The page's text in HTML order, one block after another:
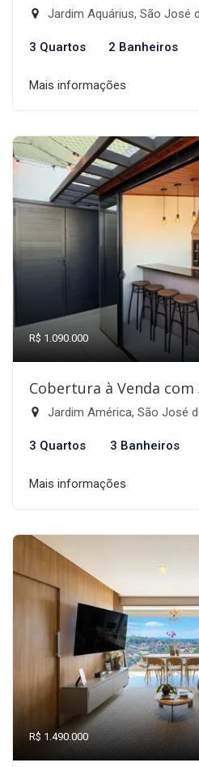
Jardim Aquárius, São José
3 Quartos 2 Banheiros
Mais informações
R$ 1.090.000
Cobertura à Venda com
Jardim América, São José
3 Quartos 3 Banheiros
Mais informações
R$ 1.490.000